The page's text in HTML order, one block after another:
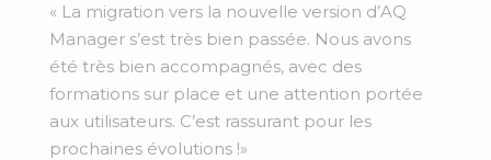
« La migration vers la nouvelle version d’AQ
Manager s’est très bien passée. Nous avons
été très bien accompagnés, avec des
formations sur place et une attention portée
aux utilisateurs. C’est rassurant pour les
prochaines évolutions !»